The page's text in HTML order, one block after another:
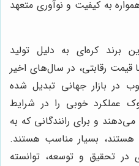
به کیفیت و نوآوری متعهد
برند کره‌ای به دلیل تولید
قیمت رقابتی، در سال‌های اخیر
در بازار جهانی تبدیل شده
عملکرد خوبی را در شرایط
و برای رانندگانی که به
هستند، بسیار مناسب هستند.
در تحقیق و توسعه، توانسته